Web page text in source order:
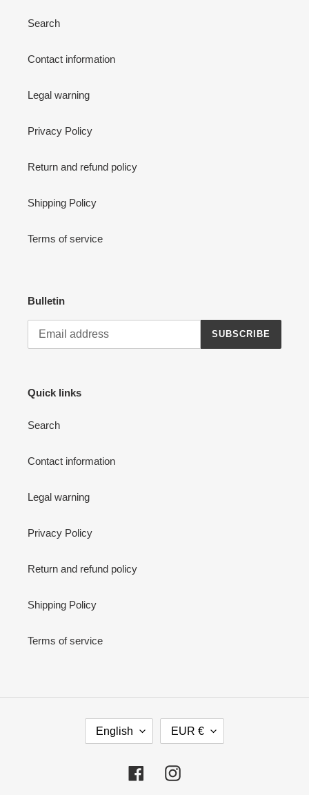
Search
Contact information
Legal warning
Privacy Policy
Return and refund policy
Shipping Policy
Terms of service
Bulletin
SUBSCRIBE
Quick links
Search
Contact information
Legal warning
Privacy Policy
Return and refund policy
Shipping Policy
Terms of service
English
R
E
EUR €
FacebookInstagram